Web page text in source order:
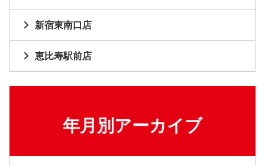
新宿東南口店
恵比寿駅前店
年月別アーカイブ